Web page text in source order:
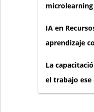
microlearning
IA en
aprendizaje
La
el trabajo ese